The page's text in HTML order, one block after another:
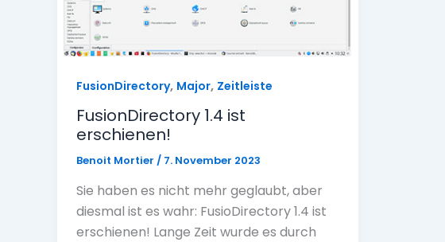
FusionDirectory, Major, Zeitleiste
FusionDirectory 1.4 ist
erschienen!
Benoit Mortier / 7. November 2023
Sie haben es nicht mehr geglaubt, aber
diesmal ist es wahr: FusioDirectory 1.4 ist
erschienen! Lange Zeit wurde es durch